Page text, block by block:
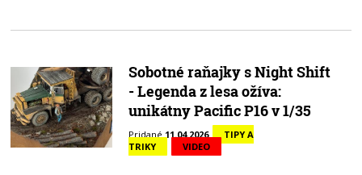
Sobotné raňajky s Night Shift
- Legenda z lesa ožíva:
unikátny Pacific P16 v 1/35
Pridané11.04.2026
TIPY A
TRIKY
VIDEO